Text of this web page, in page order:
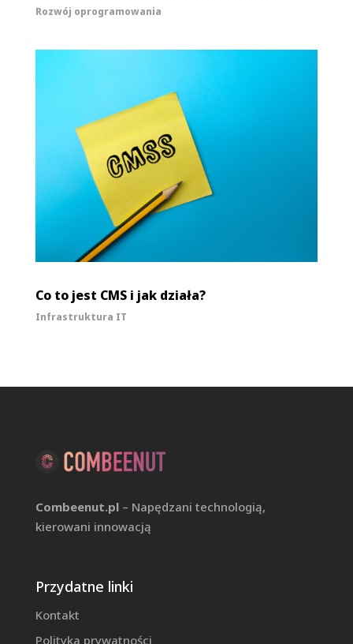
Rozwój oprogramowania
Co to jest CMS i jak działa?
Infrastruktura IT
Combeenut.pl– Napędzani technologią,
kierowani innowacją
Przydatne linki
Kontakt
Polityka prywatności